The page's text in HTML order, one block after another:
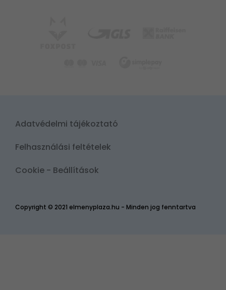
Copyright © 2021 elmenyplaza.hu - Minden jog fenntartva
Adatvédelmi tájékoztató
Felhasználási feltételek
Cookie - Beállítások